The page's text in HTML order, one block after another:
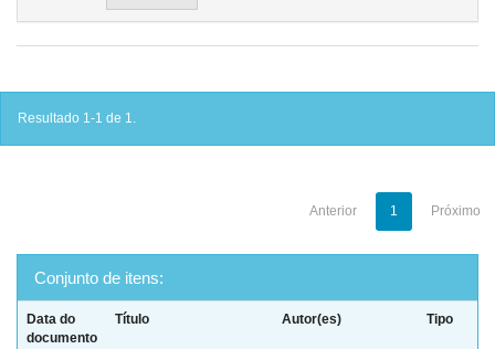
Resultado 1-1 de 1.
Anterior 1 Próximo
Conjunto de itens:
Data do
documento
Título Autor(es) Tipo